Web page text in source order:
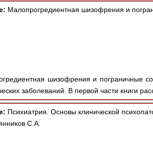
Малопрогредиентная шизофрения и
шизофрения и пограничные
заболеваний. В первой части книги
Психиатрия. Основы клинической
С.А.